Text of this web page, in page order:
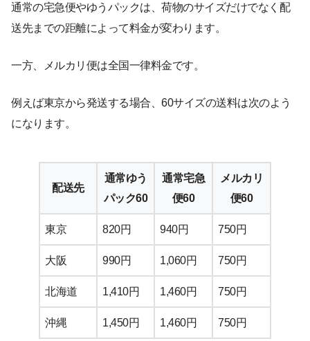
通常の宅急便やゆうパックは、荷物のサイズだけでなく配
送先までの距離によって料金が変わります。
一方、メルカリ便は全国一律料金です。
例えば東京から発送する場合、60サイズの送料は次のよう
になります。
配送先
通常ゆう
パック60
通常宅急
便60
メルカリ
便60
東京 820円 940円 750円
大阪 990円 1,060円 750円
北海道 1,410円 1,460円 750円
沖縄 1,450円 1,460円 750円